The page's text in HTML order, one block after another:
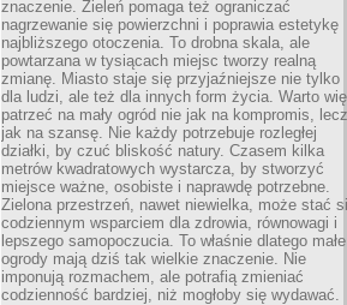
znaczenie. Zieleń pomaga też ograniczać
nagrzewanie się powierzchni i poprawia estetykę
najbliższego otoczenia. To drobna skala, ale
powtarzana w tysiącach miejsc tworzy realną
zmianę. Miasto staje się przyjaźniejsze nie tylko
dla ludzi, ale też dla innych form życia. Warto
patrzeć na mały ogród nie jak na kompromis, lecz
jak na szansę. Nie każdy potrzebuje rozległej
działki, by czuć bliskość natury. Czasem kilka
metrów kwadratowych wystarcza, by stworzyć
miejsce ważne, osobiste i naprawdę potrzebne.
Zielona przestrzeń, nawet niewielka, może stać
codziennym wsparciem dla zdrowia, równowagi i
lepszego samopoczucia. To właśnie dlatego małe
ogrody mają dziś tak wielkie znaczenie. Nie
imponują rozmachem, ale potrafią zmieniać
codzienność bardziej, niż mogłoby się wydawać.